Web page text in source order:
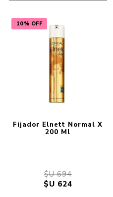
10% OFF
Fijador Elnett Normal X
200 Ml
$U 694
$U 624